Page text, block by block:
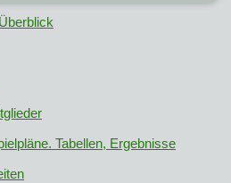
Tabellen, Ergebnisse